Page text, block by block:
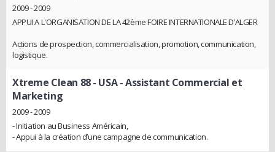
2009 - 2009
APPUI A L'ORGANISATION DE LA 42ème FOIRE INTERNATIONALE D’ALGER
Actions de prospection, commercialisation, promotion, communication,
logistique.
Xtreme Clean 88 - USA- Assistant Commercial et
Marketing
2009 - 2009
- Initiation au Business Américain,
- Appui à la création d’une campagne de communication.